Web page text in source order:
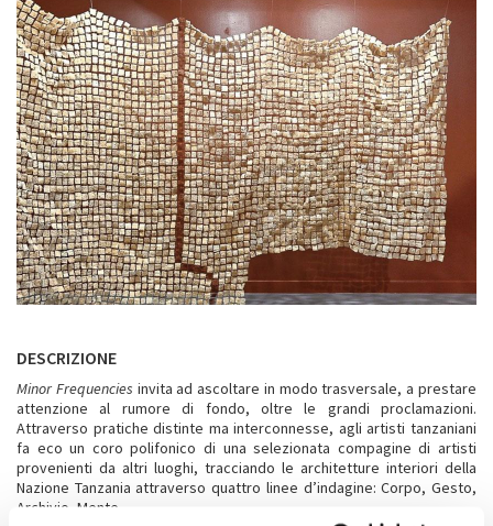
DESCRIZIONE
Minor Frequencies invita ad ascoltare in modo trasversale, a prestare
attenzione al rumore di fondo, oltre le grandi proclamazioni.
Attraverso pratiche distinte ma interconnesse, agli artisti tanzaniani
fa eco un coro polifonico di una selezionata compagine di artisti
provenienti da altri luoghi, tracciando le architetture interiori della
Nazione Tanzania attraverso quattro linee d’indagine: Corpo, Gesto,
Archivio, Mente.